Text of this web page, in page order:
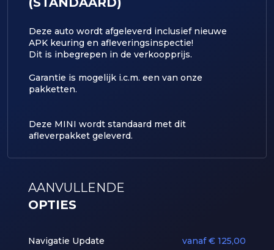
Deze auto wordt afgeleverd inclusief nieuwe
APK keuring en afleveringsinspectie!
Dit is inbegrepen in de verkoopprijs.
​Garantie is mogelijk i.c.m. een van onze
pakketten.
Deze MINI wordt standaard met dit
afleverpakket geleverd.
AANVULLENDE
OPTIES
Navigatie Update vanaf € 125,00